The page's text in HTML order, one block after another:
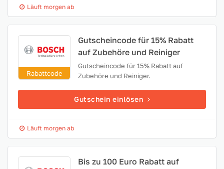
Läuft morgen ab
Rabattcode
Gutscheincode für 15% Rabatt
auf Zubehöre und Reiniger
Gutscheincode für 15% Rabatt auf
Zubehöre und Reiniger.
Gutschein einlösen
Läuft morgen ab
Bis zu 100 Euro Rabatt auf